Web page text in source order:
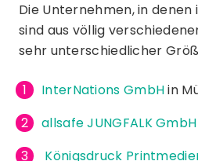
Die Unternehmen, in
sind aus völlig
sehr unterschiedlicher
InterNations GmbHin
allsafe JUNGFALK
Königsdruck